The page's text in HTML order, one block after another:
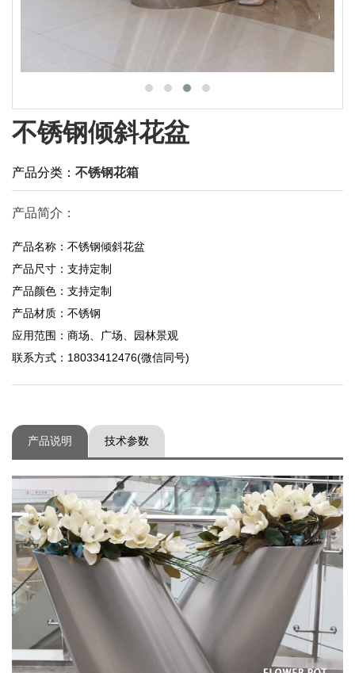
不锈钢倾斜花盆
产品分类： 不锈钢花箱
产品简介：
产品名称：不锈钢倾斜花盆
产品尺寸：支持定制
产品颜色：支持定制
产品材质：不锈钢
应用范围：商场、广场、园林景观
联系方式：18033412476(微信同号)
产品说明 技术参数